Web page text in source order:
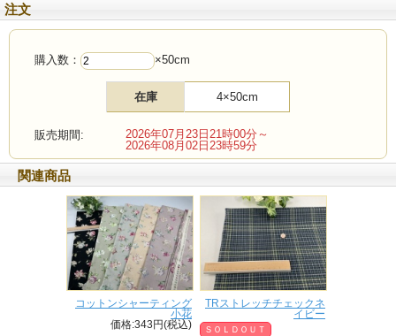
注文
購入数： ×50cm
在庫 4×50cm
販売期間:
2026年07月23日21時00分～
2026年08月02日23時59分
関連商品
コットンシャーティング
小花
価格:343円(税込)
TRストレッチチェックネ
イビー
ＳＯＬＤＯＵＴ